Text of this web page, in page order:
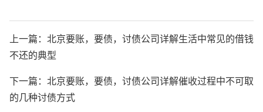
上一篇： 北京要账，要债，讨债公司详解生活中常见的借钱
不还的典型
下一篇： 北京要账，要债，讨债公司详解催收过程中不可取
的几种讨债方式